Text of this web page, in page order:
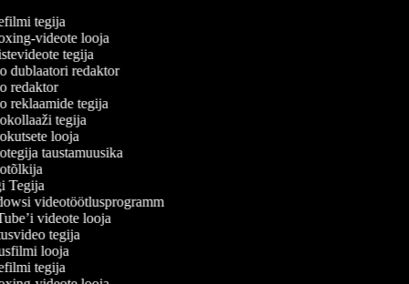
tegija
videote looja
tegija
dublaatori redaktor
redaktor
reklaamide tegija
tegija
looja
taustamuusika
videotöötlusprogramm
videote looja
tegija
looja
tegija